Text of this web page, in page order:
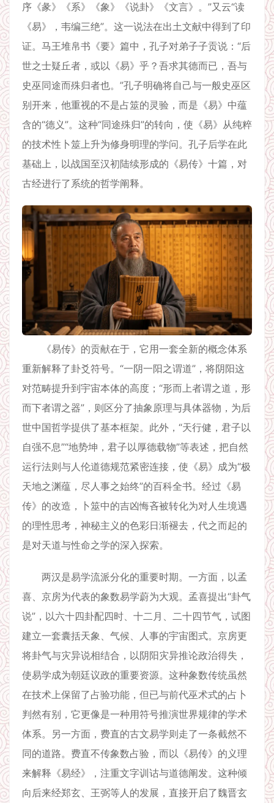
序《彖》《系》《象》《说卦》《文言》。”又云“读
《易》，韦编三绝”。这一说法在出土文献中得到了印
证。马王堆帛书《要》篇中，孔子对弟子子贡说：“后
世之士疑丘者，或以《易》乎？吾求其德而已，吾与
史巫同途而殊归者也。”孔子明确将自己与一般史巫区
别开来，他重视的不是占筮的灵验，而是《易》中蕴
含的“德义”。这种“同途殊归”的转向，使《易》从纯粹
的技术性卜筮上升为修身明理的学问。孔子后学在此
基础上，以战国至汉初陆续形成的《易传》十篇，对
古经进行了系统的哲学阐释。
《易传》的贡献在于，它用一套全新的概念体系
重新解释了卦爻符号。“一阴一阳之谓道”，将阴阳这
对范畴提升到宇宙本体的高度；“形而上者谓之道，形
而下者谓之器”，则区分了抽象原理与具体器物，为后
世中国哲学提供了基本框架。此外，“天行健，君子以
自强不息”“地势坤，君子以厚德载物”等表述，把自然
运行法则与人伦道德规范紧密连接，使《易》成为“极
天地之渊蕴，尽人事之始终”的百科全书。经过《易
传》的改造，卜筮中的吉凶悔吝被转化为对人生境遇
的理性思考，神秘主义的色彩日渐褪去，代之而起的
是对天道与性命之学的深入探索。
两汉是易学流派分化的重要时期。一方面，以孟
喜、京房为代表的象数易学蔚为大观。孟喜提出“卦气
说”，以六十四卦配四时、十二月、二十四节气，试图
建立一套囊括天象、气候、人事的宇宙图式。京房更
将卦气与灾异说相结合，以阴阳灾异推论政治得失，
使易学成为朝廷议政的重要资源。这种象数传统虽然
在技术上保留了占验功能，但已与前代巫术式的占卜
判然有别，它更像是一种用符号推演世界规律的学术
体系。另一方面，费直的古文易学则走了一条截然不
同的道路。费直不传象数占验，而以《易传》的义理
来解释《易经》，注重文字训诂与道德阐发。这种倾
向后来经郑玄、王弼等人的发展，直接开启了魏晋玄